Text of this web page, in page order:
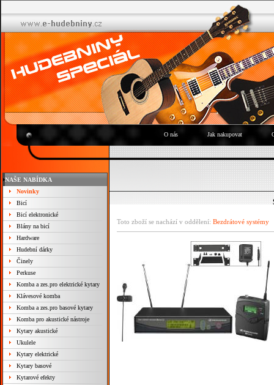
O nás Jak nakupovat
NAŠE NABÍDKA
Novinky
Bicí
Bicí elektronické
Blány na bicí
Hardware
Hudební dárky
Činely
Perkuse
Komba a zes.pro elektrické kytary
Klávesové komba
Komba a zes.pro basové kytary
Komba pro akustické nástroje
Kytary akustické
Ukulele
Kytary elektrické
Kytary basové
Kytarové efekty
Toto zboží se nachází v oddělení: Bezdrátové systémy